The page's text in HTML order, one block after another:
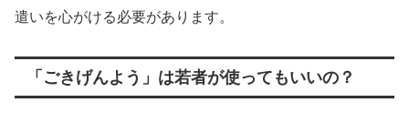
遣いを心がける必要があります。
「ごきげんよう」は若者が使ってもいいの？